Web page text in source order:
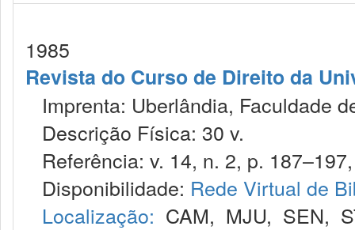
1985
Revista do Curso de Direito da
Imprenta: Uberlândia, Faculdade
Descrição Física: 30 v.
Referência: v. 14, n. 2, p.
Disponibilidade: Rede Virtual de
Localização: CAM, MJU, SEN,